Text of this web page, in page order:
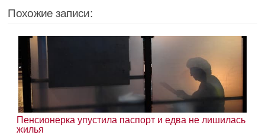
Похожие записи:
Пенсионерка упустила паспорт и едва не лишилась
жилья